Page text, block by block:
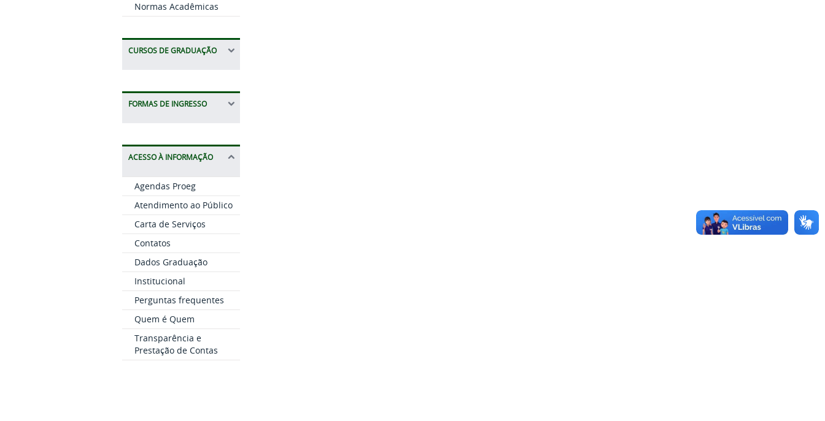
Normas Acadêmicas
CURSOS DE GRADUAÇÃO
FORMAS DE INGRESSO
ACESSO À INFORMAÇÃO
Agendas Proeg
Atendimento ao Público
Carta de Serviços
Contatos
Dados Graduação
Institucional
Perguntas frequentes
Quem é Quem
Transparência e
Prestação de Contas